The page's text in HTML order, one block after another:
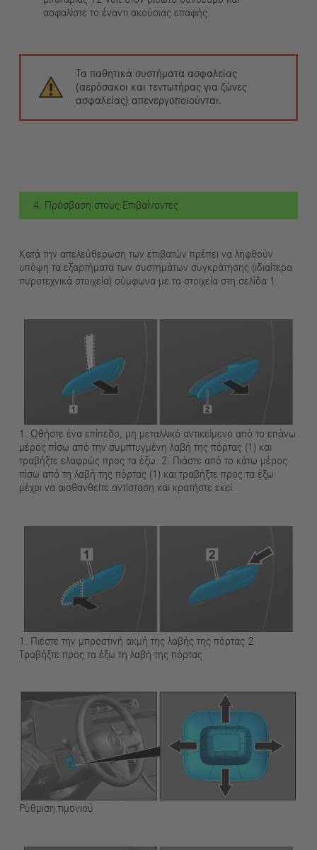
ασφαλίστε το έναντι ακούσιας επαφής.
Τα παθητικά συστήματα ασφαλείας
(αερόσακοι και τεντωτήρας για ζώνες
ασφαλείας) απενεργοποιούνται.
4. Πρόσβαση στους Επιβαίνοντες
Κατά την απελεύθερωση των επιβατών πρέπει να ληφθούν
υπόψη τα εξαρτήματα των συστημάτων συγκράτησης (ιδιαίτερα
πυροτεχνικά στοιχεία) σύμφωνα με τα στοιχεία στη σελίδα 1.
1. Ωθήστε ένα επίπεδο, μη μεταλλικό αντικείμενο από το επάνω
μέρος πίσω από την συμπτυγμένη λαβή της πόρτας (1) και
τραβήξτε ελαφρώς προς τα έξω. 2. Πιάστε από το κάτω μέρος
πίσω από τη λαβή της πόρτας (1) και τραβήξτε προς τα έξω
μέχρι να αισθανθείτε αντίσταση και κρατήστε εκεί.
1. Πιέστε την μπροστινή ακμή της λαβής της πόρτας 2.
Τραβήξτε προς τα έξω τη λαβή της πόρτας
Ρύθμιση τιμονιού